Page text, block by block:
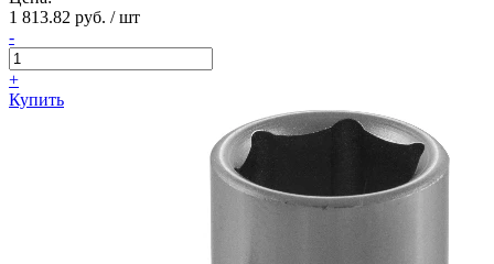
1 813.82 руб. / шт
-
+
Купить